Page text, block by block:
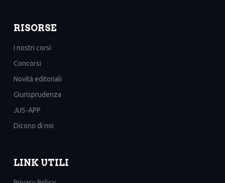
RISORSE
I nostri corsi
Concorsi
Novità editoriali
Giurisprudenza
JUS-APP
Dicono di noi
LINK UTILI